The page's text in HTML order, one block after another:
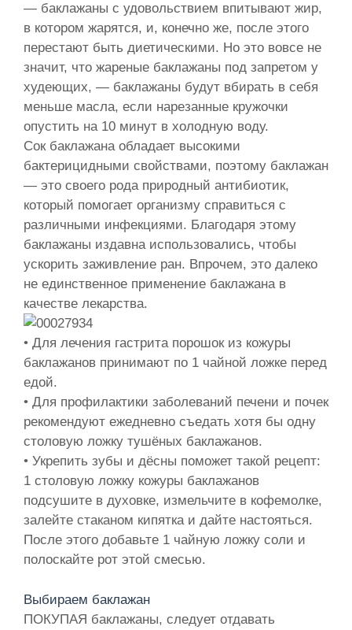
— баклажаны с удовольствием впитывают жир,
в котором жарятся, и, конечно же, после этого
перестают быть диетическими. Но это вовсе не
значит, что жареные баклажаны под запретом у
худеющих, — баклажаны будут вбирать в себя
меньше масла, если нарезанные кружочки
опустить на 10 минут в холодную воду.
Сок баклажана обладает высокими
бактерицидными свойствами, поэтому баклажан
— это своего рода природный антибиотик,
который помогает организму справиться с
различными инфекциями. Благодаря этому
баклажаны издавна использовались, чтобы
ускорить заживление ран. Впрочем, это далеко
не единственное применение баклажана в
качестве лекарства.
• Для лечения гастрита порошок из кожуры
баклажанов принимают по 1 чайной ложке перед
едой.
• Для профилактики заболеваний печени и почек
рекомендуют ежедневно съедать хотя бы одну
столовую ложку тушёных баклажанов.
• Укрепить зубы и дёсны поможет такой рецепт:
1 столовую ложку кожуры баклажанов
подсушите в духовке, измельчите в кофемолке,
залейте стаканом кипятка и дайте настояться.
После этого добавьте 1 чайную ложку соли и
полоскайте рот этой смесью.
Выбираем баклажан
ПОКУПАЯ баклажаны, следует отдавать